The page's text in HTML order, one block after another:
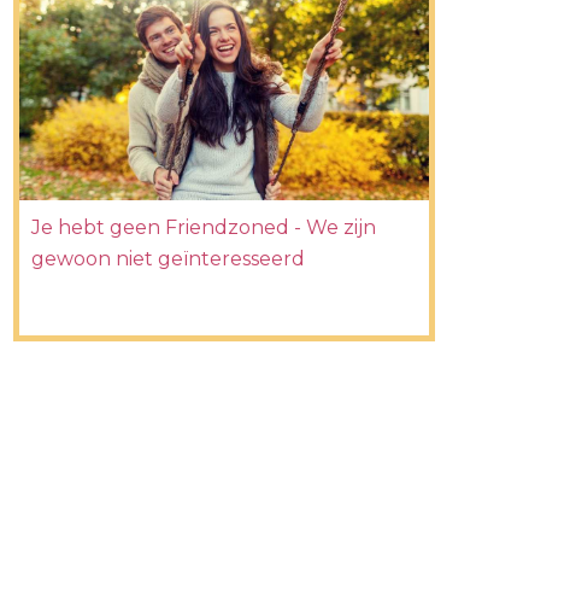
Je hebt geen Friendzoned - We zijn
gewoon niet geïnteresseerd